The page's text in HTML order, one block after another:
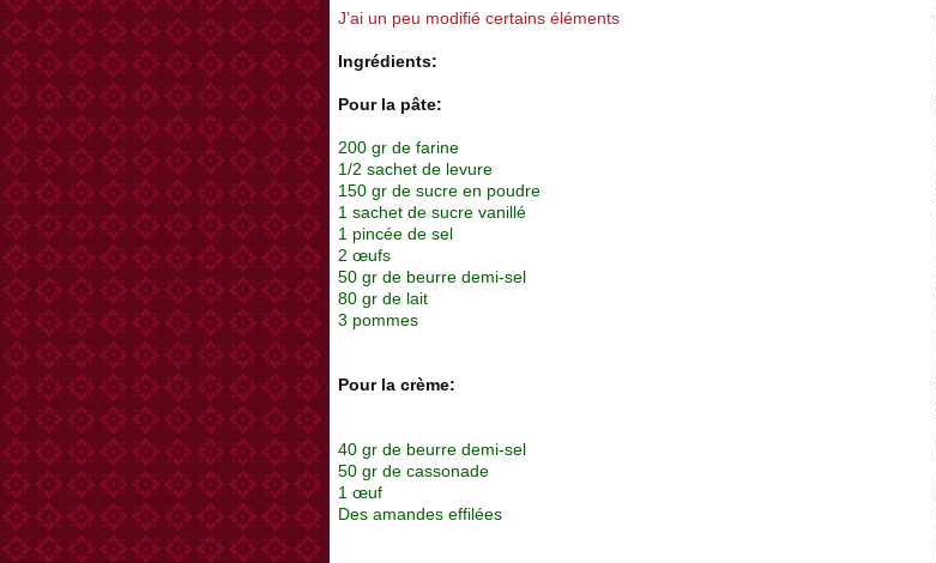
J’ai un peu modifié certains éléments
Ingrédients:
Pour la pâte:
200 gr de farine
1/2 sachet de levure
150 gr de sucre en poudre
1 sachet de sucre vanillé
1 pincée de sel
2 œufs
50 gr de beurre demi-sel
80 gr de lait
3 pommes
Pour la crème:
40 gr de beurre demi-sel
50 gr de cassonade
1 œuf
Des amandes effilées